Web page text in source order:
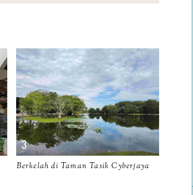
Berkelah di Taman Tasik Cyberjaya